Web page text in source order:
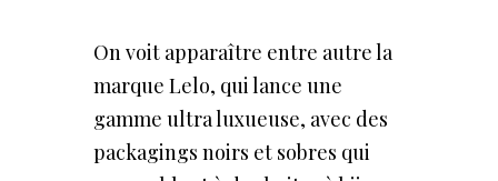
On voit apparaître entre autre la
marque Lelo, qui lance une
gamme ultra luxueuse, avec des
packagings noirs et sobres qui